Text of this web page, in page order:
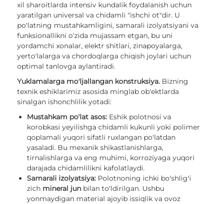
xil sharoitlarda intensiv kundalik foydalanish uchun
yaratilgan universal va chidamli "ishchi ot"dir. U
po'latning mustahkamligini, samarali izolyatsiyani va
funksionallikni o'zida mujassam etgan, bu uni
yordamchi xonalar, elektr shitlari, zinapoyalarga,
yerto'lalarga va chordoqlarga chiqish joylari uchun
optimal tanlovga aylantiradi.
Yuklamalarga mo'ljallangan konstruksiya. Bizning
texnik eshiklarimiz asosida minglab ob'ektlarda
sinalgan ishonchlilik yotadi:
Mustahkam po'lat asos: Eshik polotnosi va
korobkasi yeyilishga chidamli kukunli yoki polimer
qoplamali yuqori sifatli ruxlangan po'latdan
yasaladi. Bu mexanik shikastlanishlarga,
tirnalishlarga va eng muhimi, korroziyaga yuqori
darajada chidamlilikni kafolatlaydi.
Samarali izolyatsiya: Polotnoning ichki bo'shlig'i
zich mineral jun bilan to'ldirilgan. Ushbu
yonmaydigan material ajoyib issiqlik va ovoz